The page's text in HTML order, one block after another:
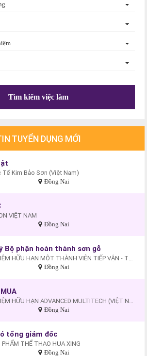
TUYỂN DỤNG MỚI
Kim Bảo Sơn (Việt Nam)
Đồng Nai
VIỆT NAM
Đồng Nai
Bộ phận hoàn thành sơn gỗ
CÔNG TY TRÁCH NHIỆM HỮU HẠN MỘT THÀNH VIÊN TIẾP VẬN - THƯƠNG MẠI - DU LỊCH XUYÊN THÁI BÌNH DƯƠNG
Đồng Nai
CÔNG TY TRÁCH NHIỆM HỮU HẠN ADVANCED MULTITECH (VIỆT NAM)
Đồng Nai
tổng giám đốc
THỂ THAO HUA XING
Đồng Nai